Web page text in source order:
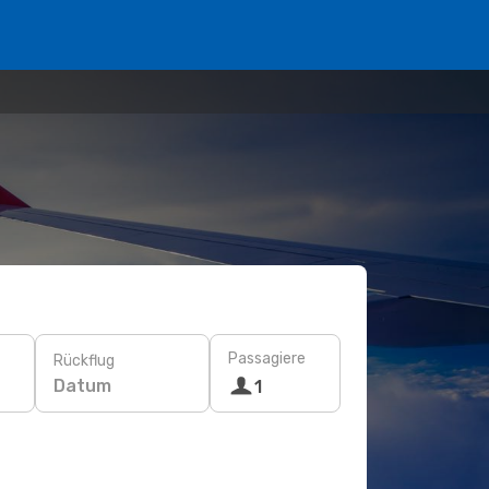
Rückflug
Datum
Passagiere
1